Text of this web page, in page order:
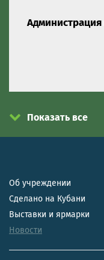
Показать все
Об учреждении
Сделано на Кубани
Выставки и ярмарки
Новости